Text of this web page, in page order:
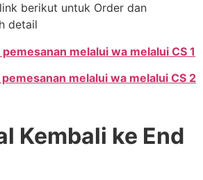
berikut untuk Order dan
detail
melalui wa melalui CS 1
melalui wa melalui CS 2
Kembali ke End